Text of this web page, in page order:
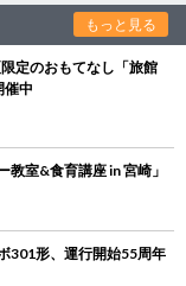
もっと見る
定のおもてなし「旅館
催中
室&食育講座 in 宮崎」
301形、運行開始55周年